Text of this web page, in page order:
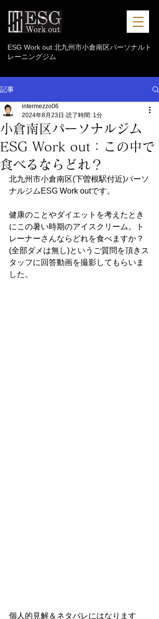
ESG Work out 北九州市小倉南区パーソナルト
レーニングジム
記事
小倉南区パーソナルジム
ESG Work out：この中で
食べるならどれ？
intermezzo06
2024年8月23日 読了時間: 1分
北九州市小倉南区(下曽根駅付近)パーソ
ナルジムESG Work outです。
健康のことやダイエットを考えたとき
にこの暑い時期のアイスクリーム。ト
レーナーさんならどれを食べますか？
(全部ダメは無し)というご質問を頂きス
タッフに回答動画を撮影してもらいま
した。
個人的見解＆ネタバレにはなります